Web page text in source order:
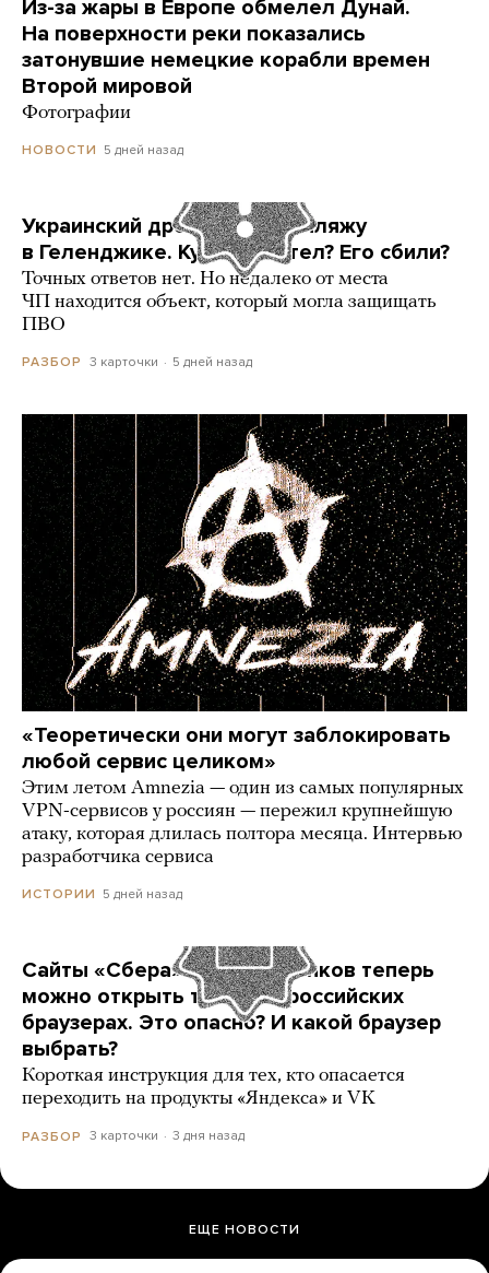
Из-за жары в Европе обмелел Дунай.
На поверхности реки показались
затонувшие немецкие корабли времен
Второй мировой
Фотографии
НОВОСТИ 5 дней назад
Украинский дрон попал по пляжу
в Геленджике. Куда он летел? Его сбили?
Точных ответов нет. Но недалеко от места
ЧП находится объект, который могла защищать
ПВО
РАЗБОР 3 карточки 5 дней назад
«Теоретически они могут заблокировать
любой сервис целиком»
Этим летом Amnezia — один из самых популярных
VPN-сервисов у россиян — пережил крупнейшую
атаку, которая длилась полтора месяца. Интервью
разработчика сервиса
ИСТОРИИ 5 дней назад
Сайты «Сбера» и других банков теперь
можно открыть только в российских
браузерах. Это опасно? И какой браузер
выбрать?
Короткая инструкция для тех, кто опасается
переходить на продукты «Яндекса» и VK
РАЗБОР 3 карточки 3 дня назад
ЕЩЕ НОВОСТИ